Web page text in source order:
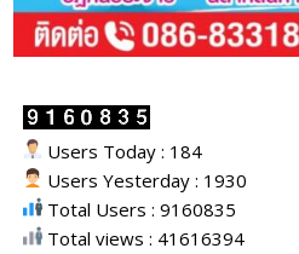
Users Today : 184
Users Yesterday : 1930
Total Users : 9160835
Total views : 41616394